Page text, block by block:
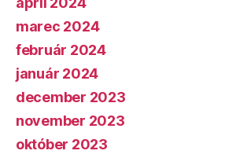
marec 2024
február 2024
január 2024
december 2023
november 2023
október 2023